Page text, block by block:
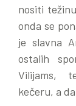
nositi
onda se
je slavna
ostalih
Vilijams,
kečeru, a